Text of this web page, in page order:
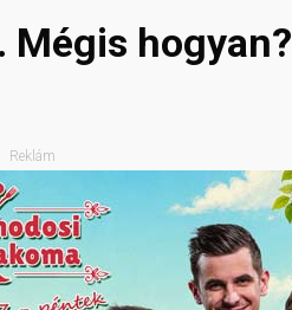
Mégis hogyan?
Reklám